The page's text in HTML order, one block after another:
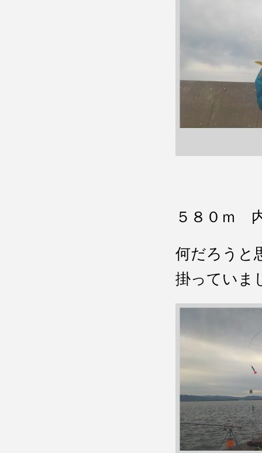
５８０ｍ
何だろうと
掛っていま